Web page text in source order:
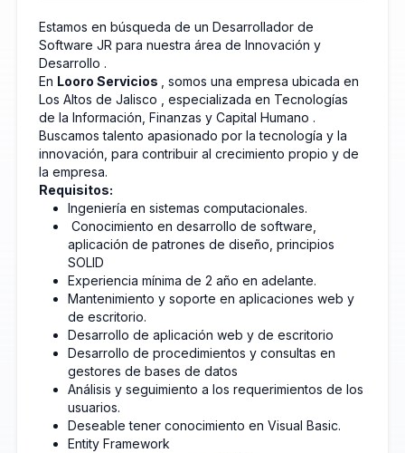
Estamos en búsqueda de un Desarrollador de
Software JR para nuestra área de Innovación y
Desarrollo .
En Looro Servicios
, somos una empresa ubicada en
Los Altos de Jalisco
, especializada en Tecnologías
de la Información, Finanzas y Capital Humano .
Buscamos talento apasionado por la tecnología y la
innovación, para contribuir al crecimiento propio y de
la empresa.
Requisitos:
Ingeniería en sistemas computacionales.
Conocimiento en desarrollo de software,
aplicación de patrones de diseño, principios
SOLID
Experiencia mínima de 2 año en adelante.
Mantenimiento y soporte en aplicaciones web y
de escritorio.
Desarrollo de aplicación web y de escritorio
Desarrollo de procedimientos y consultas en
gestores de bases de datos
Análisis y seguimiento a los requerimientos de los
usuarios.
Deseable tener conocimiento en Visual Basic.
Entity Framework